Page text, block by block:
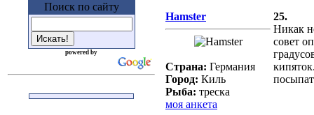
Поиск по сайту
powered by
Hamster
Страна: Германия
Город: Киль
Рыба: треска
моя анкета
25.
Никак
совет